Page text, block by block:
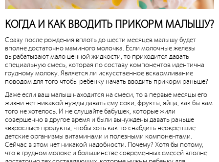
КОГДА И КАК ВВОДИТЬ ПРИКОРМ МАЛЫШУ?
Сразу после рождения вплоть до шести месяцев малышу будет
вполне достаточно маминого молочка. Если молочные железы
вырабатывают мало ценной жидкости, то приходится давать
специальную смесь, которая по составу компонентов идентична
грудному молоку. Является ли искусственное вскармливание
поводом для того чтобы ребенку начать вводить прикорм раньше?
Даже если ваш малыш находится на смеси, то в первые месяцы его
жизни нет никакой нужды давать ему соки, фрукты, яйца, как бы вам
того не хотелось. И не слушайте бабушек, которые жили
совершенно в другое время и были вынуждены давать раньше
«взрослые» продукты, чтобы хоть как-то снабдить неокрепшие
детские организмы витаминами и полезными компонентами.
Сейчас в этом нет никакой надобности. Почему? Хотя бы потому,
что в грудном молоке и большинстве современных смесей вполне